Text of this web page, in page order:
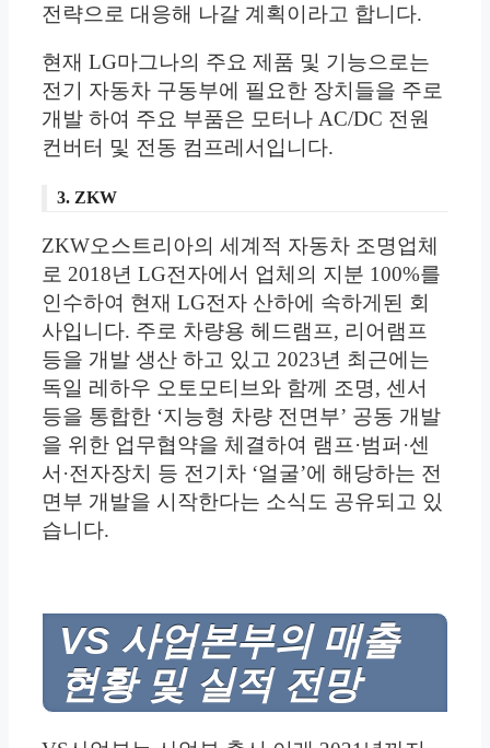
전략으로 대응해 나갈 계획이라고 합니다.
현재 LG마그나의 주요 제품 및 기능으로는
전기 자동차 구동부에 필요한 장치들을 주로
개발 하여 주요 부품은 모터나 AC/DC 전원
컨버터 및 전동 컴프레서입니다.
3. ZKW
ZKW오스트리아의 세계적 자동차 조명업체
로 2018년 LG전자에서 업체의 지분 100%를
인수하여 현재 LG전자 산하에 속하게된 회
사입니다. 주로 차량용 헤드램프, 리어램프
등을 개발 생산 하고 있고 2023년 최근에는
독일 레하우 오토모티브와 함께 조명, 센서
등을 통합한 ‘지능형 차량 전면부’ 공동 개발
을 위한 업무협약을 체결하여 램프·범퍼·센
서·전자장치 등 전기차 ‘얼굴’에 해당하는 전
면부 개발을 시작한다는 소식도 공유되고 있
습니다.
VS 사업본부의 매출
현황 및 실적 전망